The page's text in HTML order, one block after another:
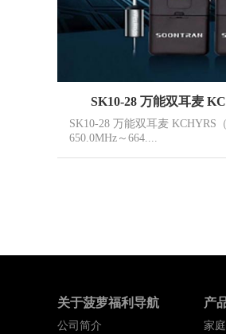
SK10-28 万能双耳麦
SK10-28 万能双耳麦 KCHYRS
650.0MHz～664....
关于菠萝福利导航
公司简介
产
家